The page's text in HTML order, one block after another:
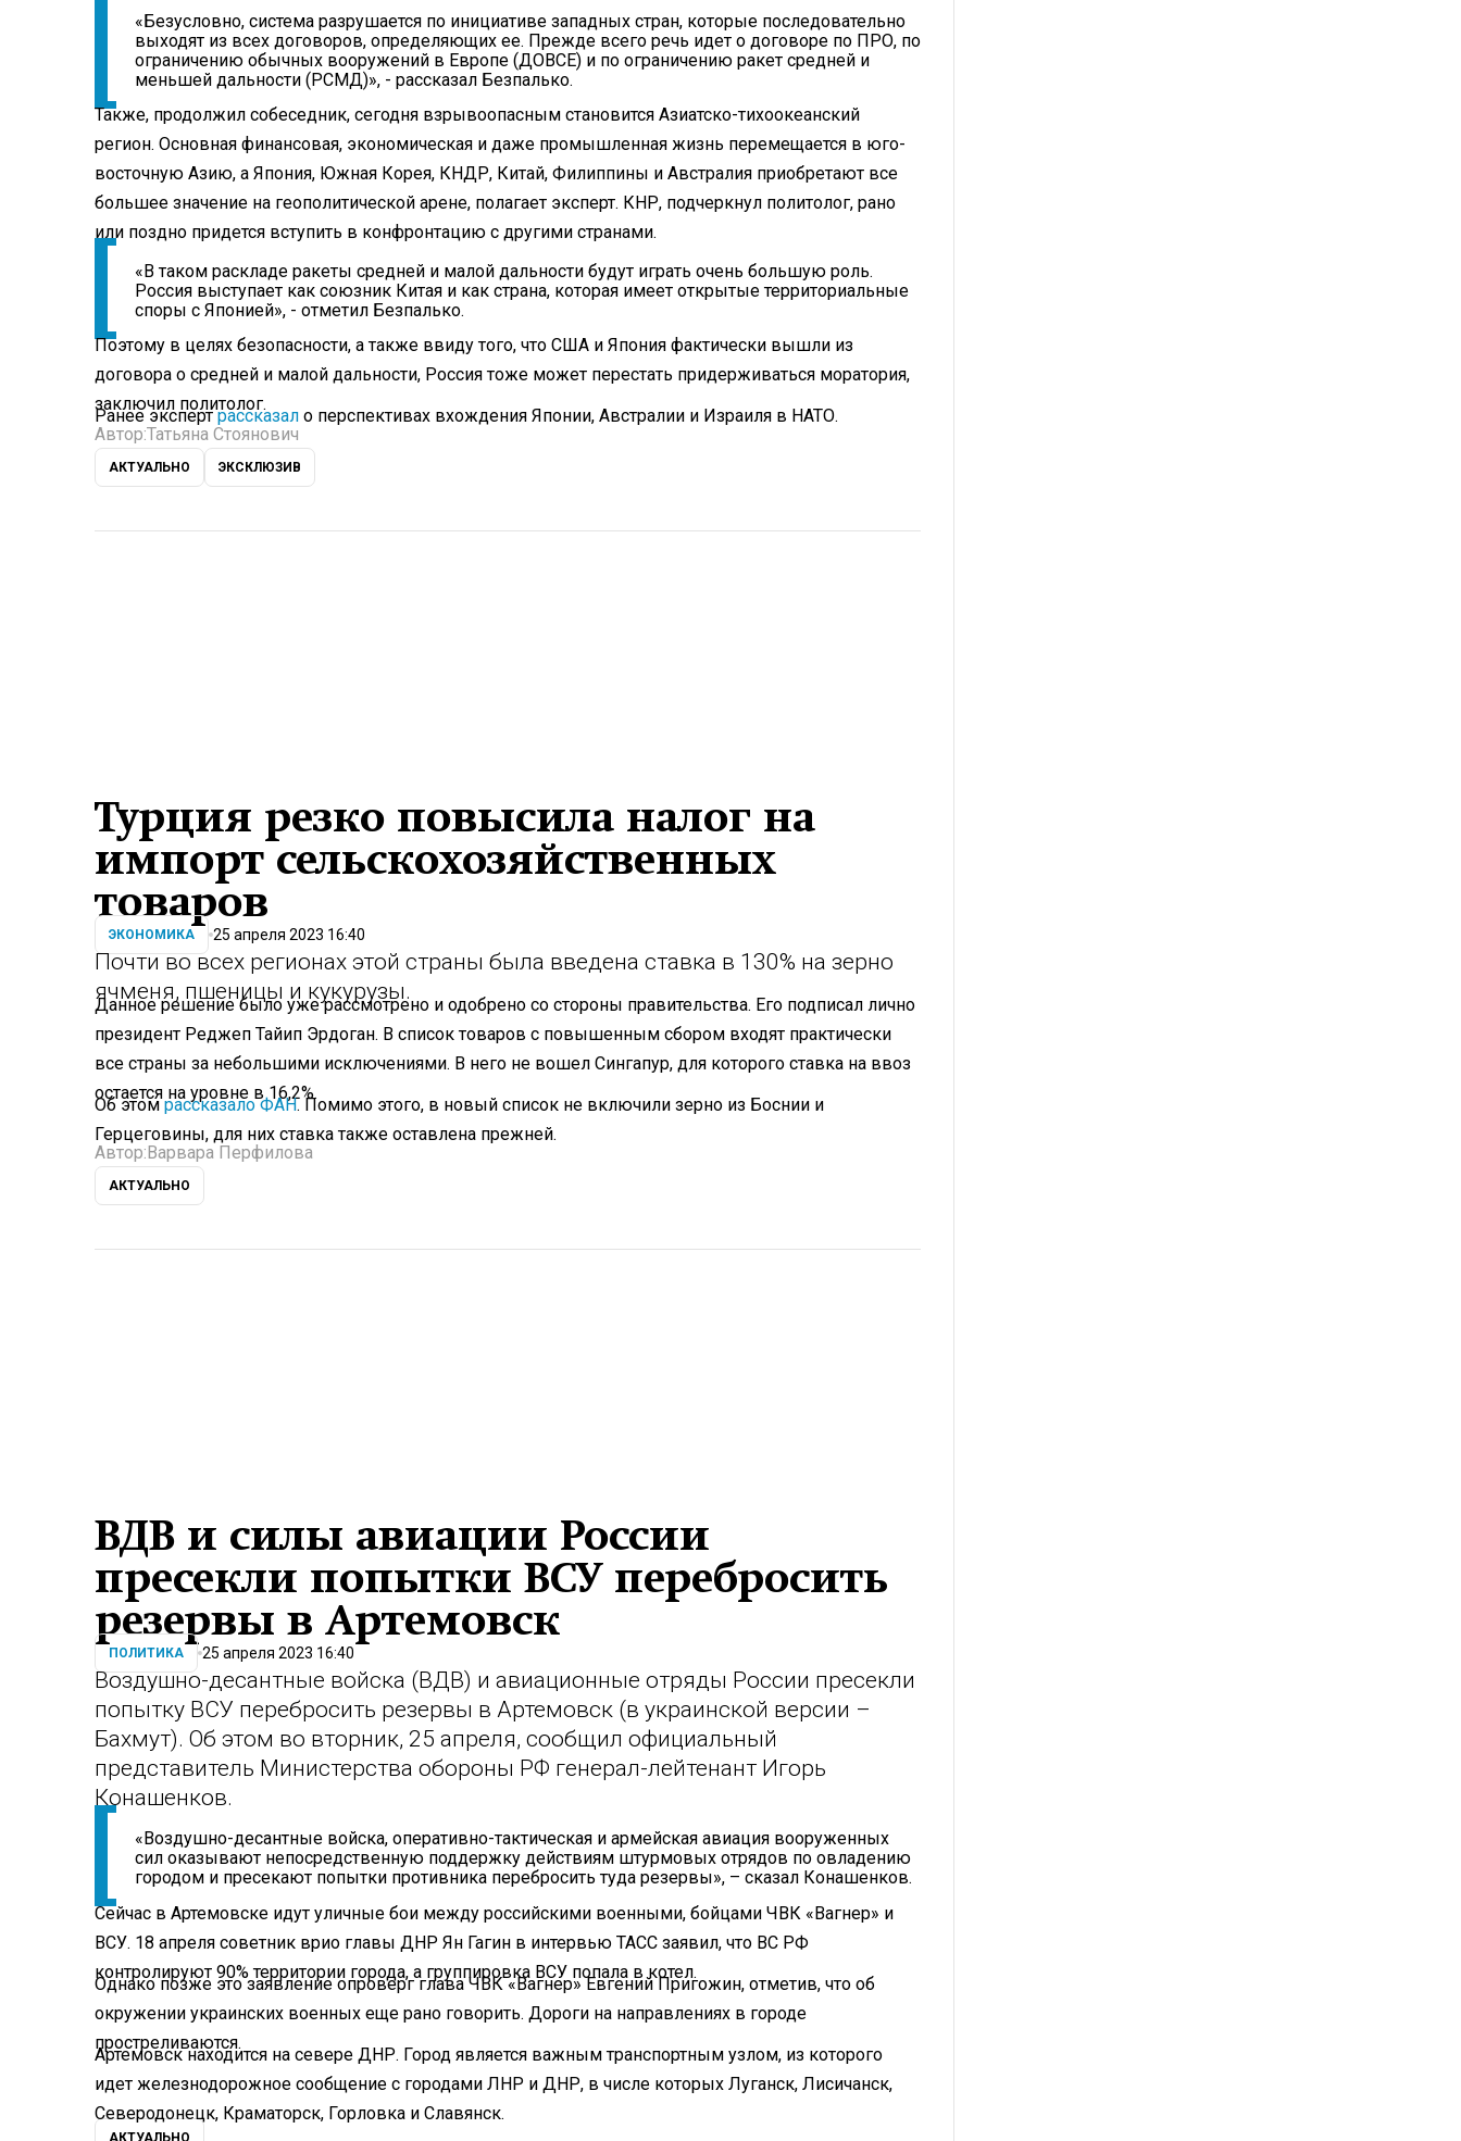
«Безусловно, система разрушается по инициативе западных стран, которые последовательно
выходят из всех договоров, определяющих ее. Прежде всего речь идет о договоре по ПРО, по
ограничению обычных вооружений в Европе (ДОВСЕ) и по ограничению ракет средней и
меньшей дальности (РСМД)», - рассказал Безпалько.
Также, продолжил собеседник, сегодня взрывоопасным становится Азиатско-тихоокеанский
регион. Основная финансовая, экономическая и даже промышленная жизнь перемещается в юго-
восточную Азию, а Япония, Южная Корея, КНДР, Китай, Филиппины и Австралия приобретают все
большее значение на геополитической арене, полагает эксперт. КНР, подчеркнул политолог, рано
или поздно придется вступить в конфронтацию с другими странами.
«В таком раскладе ракеты средней и малой дальности будут играть очень большую роль.
Россия выступает как союзник Китая и как страна, которая имеет открытые территориальные
споры с Японией», - отметил Безпалько.
Поэтому в целях безопасности, а также ввиду того, что США и Япония фактически вышли из
договора о средней и малой дальности, Россия тоже может перестать придерживаться моратория,
заключил политолог.
Ранее экспертрассказал о перспективах вхождения Японии, Австралии и Израиля в НАТО.
Автор:Татьяна Стоянович
АКТУАЛЬНО ЭКСКЛЮЗИВ
Турция резко повысила налог на
импорт сельскохозяйственных
товаров
ЭКОНОМИКА 25 апреля 2023 16:40
Почти во всех регионах этой страны была введена ставка в 130% на зерно
ячменя, пшеницы и кукурузы.
Данное решение было уже рассмотрено и одобрено со стороны правительства. Его подписал лично
президент Реджеп Тайип Эрдоган. В список товаров с повышенным сбором входят практически
все страны за небольшими исключениями. В него не вошел Сингапур, для которого ставка на ввоз
остается на уровне в 16,2%.
Об этомрассказало ФАН. Помимо этого, в новый список не включили зерно из Боснии и
Герцеговины, для них ставка также оставлена прежней.
Автор: Варвара Перфилова
АКТУАЛЬНО
ВДВ и силы авиации России
пресекли попытки ВСУ перебросить
резервы в Артемовск
ПОЛИТИКА 25 апреля 2023 16:40
Воздушно-десантные войска (ВДВ) и авиационные отряды России пресекли
попытку ВСУ перебросить резервы в Артемовск (в украинской версии –
Бахмут). Об этом во вторник, 25 апреля, сообщил официальный
представитель Министерства обороны РФ генерал-лейтенант Игорь
Конашенков.
«Воздушно-десантные войска, оперативно-тактическая и армейская авиация вооруженных
сил оказывают непосредственную поддержку действиям штурмовых отрядов по овладению
городом и пресекают попытки противника перебросить туда резервы», – сказал Конашенков.
Сейчас в Артемовске идут уличные бои между российскими военными, бойцами ЧВК «Вагнер» и
ВСУ. 18 апреля советник врио главы ДНР Ян Гагин в интервью ТАСС заявил, что ВС РФ
контролируют 90% территории города, а группировка ВСУ попала в котел.
Однако позже это заявление опроверг глава ЧВК «Вагнер» Евгений Пригожин, отметив, что об
окружении украинских военных еще рано говорить. Дороги на направлениях в городе
простреливаются.
Артемовск находится на севере ДНР. Город является важным транспортным узлом, из которого
идет железнодорожное сообщение с городами ЛНР и ДНР, в числе которых Луганск, Лисичанск,
Северодонецк, Краматорск, Горловка и Славянск.